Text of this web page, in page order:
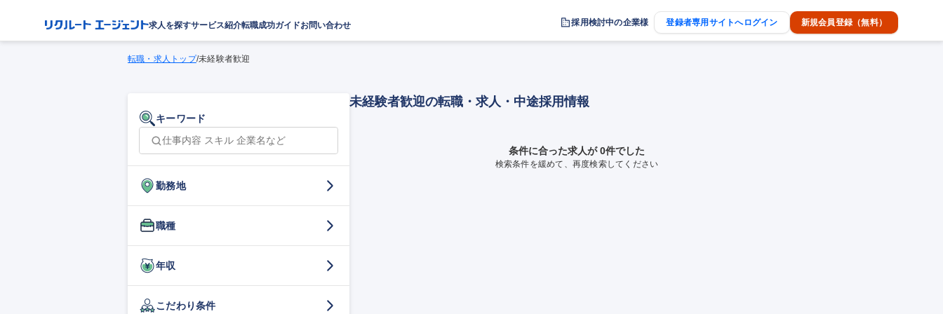
求人を探すサービス紹介転職成功ガイドお問い合わせ 採用検討中の企業様 登録者専用サイトへログイン 新規会員登録（無料）
転職・求人トップ/未経験者歓迎
キーワード
勤務地
職種
年収
こだわり条件
未経験者歓迎の転職・求人・中途採用情報
条件に合った求人が 0件でした
検索条件を緩めて、再度検索してください